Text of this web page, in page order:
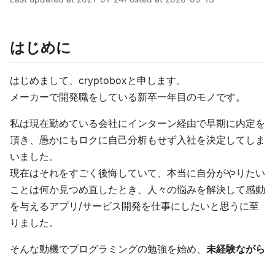
はじめに
はじめまして、cryptoboxと申します。
メーカーで開発職をしている新卒一年目のモノです。
私は現在勤めている会社にインターン経由で早期に内定を
頂き、愚かにもロクに自己分析もせず入社を決定してしま
いました。
現在はそれをすごく後悔していて、本当に自分がやりたい
ことは何か見つめ直したとき、人々の悩みを解決して感動
を与えるアプリ/サービス開発を仕事にしたいと思うに至
りました。
そんな動機でプログラミングの勉強を始め、 未経験ながら